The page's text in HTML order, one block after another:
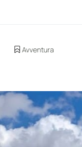
Avventura